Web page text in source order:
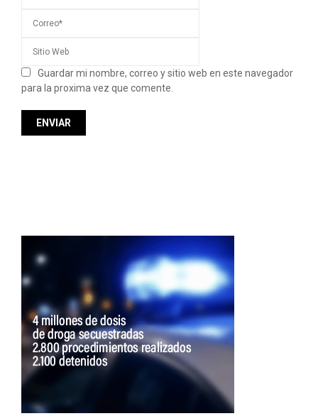
Guardar mi nombre, correo y sitio web en este navegador
para la proxima vez que comente.